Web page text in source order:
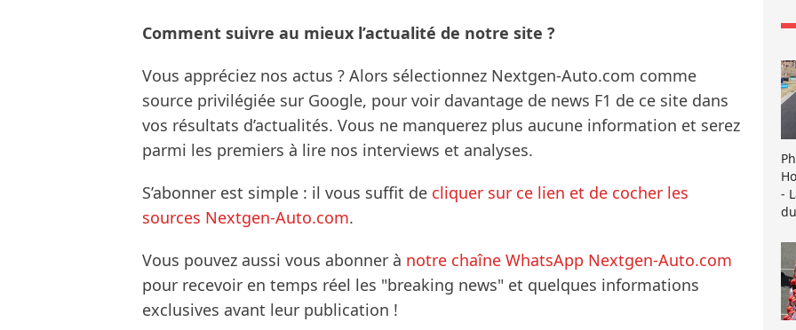
Comment suivre au mieux l’actualité de notre site ?
Vous appréciez nos actus ? Alors sélectionnez Nextgen-Auto.com comme
source privilégiée sur Google, pour voir davantage de news F1 de ce site dans
vos résultats d’actualités. Vous ne manquerez plus aucune information et serez
parmi les premiers à lire nos interviews et analyses.
S’abonner est simple : il vous suffit de cliquer sur ce lien et de cocher les
sources Nextgen-Auto.com.
Vous pouvez aussi vous abonner à notre chaîne WhatsApp Nextgen-Auto.com
pour recevoir en temps réel les "breaking news" et quelques informations
exclusives avant leur publication !
-